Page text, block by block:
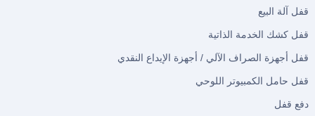
قفل آلة البيع
قفل كشك الخدمة الذاتية
قفل أجهزة الصراف الآلي / أجهزة الإيداع النقدي
قفل حامل الكمبيوتر اللوحي
دفع قفل